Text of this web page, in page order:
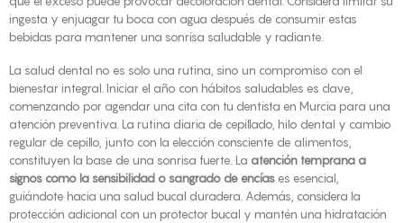
ingesta y enjuagar tu boca con agua después de consumir estas
bebidas para mantener una sonrisa saludable y radiante.
La salud dental no es solo una rutina, sino un compromiso con el
bienestar integral. Iniciar el año con hábitos saludables es clave,
comenzando por agendar una cita con tu dentista en Murcia para una
atención preventiva. La rutina diaria de cepillado, hilo dental y cambio
regular de cepillo, junto con la elección consciente de alimentos,
constituyen la base de una sonrisa fuerte. La atención temprana a
signos como la sensibilidad o sangrado de encías es esencial,
guiándote hacia una salud bucal duradera. Además, considera la
protección adicional con un protector bucal y mantén una hidratación